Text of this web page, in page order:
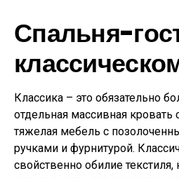
Спальня-
Классика – это обязательно
отдельная массивная кровать
тяжелая мебель с
ручками и фурнитурой.
свойственно обилие